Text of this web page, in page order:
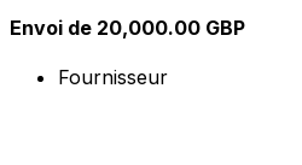
Envoi de 20,000.00 GBP
Fournisseur